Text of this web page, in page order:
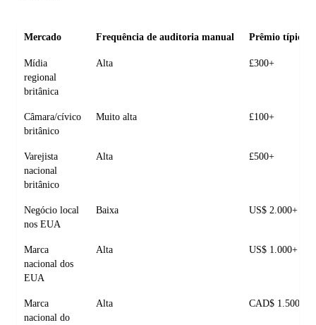
Mercado Frequência de auditoria manual Prêmio típico
Mídia
regional
britânica
Alta £300+
Câmara/cívico
britânico
Muito alta £100+
Varejista
nacional
britânico
Alta £500+
Negócio local
nos EUA
Baixa US$ 2.000+
Marca
nacional dos
EUA
Alta US$ 1.000+
Marca
nacional do
Alta CAD$ 1.500+